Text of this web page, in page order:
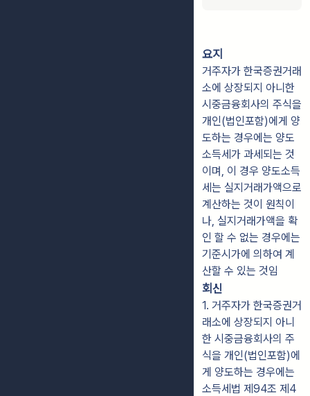
요지
거주자가 한국증권거래
소에 상장되지 아니한
시중금융회사의 주식을
개인(법인포함)에게 양
도하는 경우에는 양도
소득세가 과세되는 것
이며, 이 경우 양도소득
세는 실지거래가액으로
계산하는 것이 원칙이
나, 실지거래가액을 확
인 할 수 없는 경우에는
기준시가에 의하여 계
산할 수 있는 것임
회신
1. 거주자가 한국증권거
래소에 상장되지 아니
한 시중금융회사의 주
식을 개인(법인포함)에
게 양도하는 경우에는
소득세법 제94조 제4